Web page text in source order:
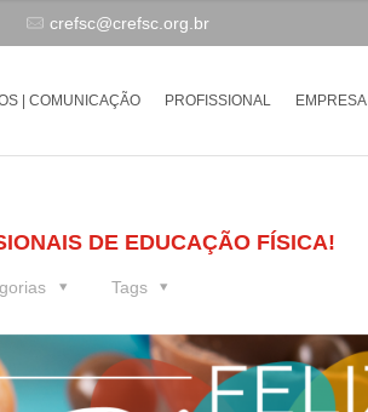
crefsc@crefsc.org.br
| COMUNICAÇÃO PROFISSIONAL EMPRESA
DE EDUCAÇÃO FÍSICA!
Tags